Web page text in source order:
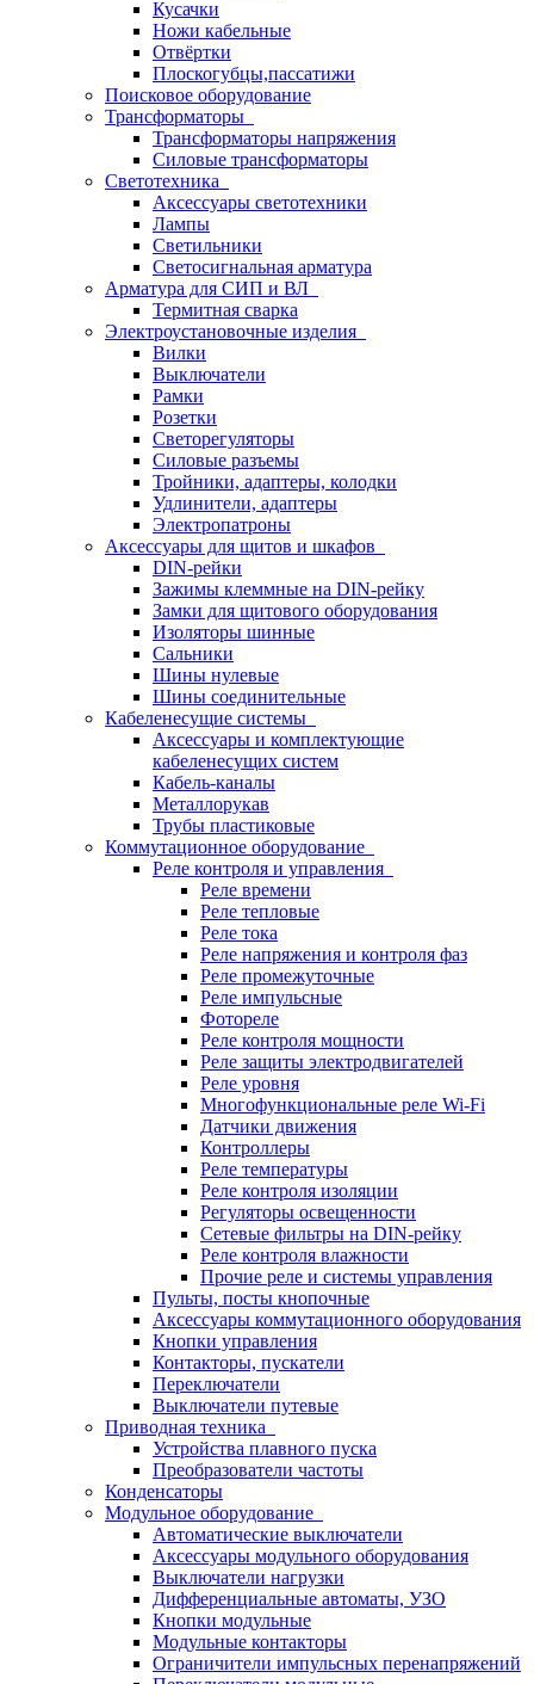
Кусачки
Ножи кабельные
Отвёртки
Плоскогубцы,пассатижи
Поисковое оборудование
Трансформаторы
Трансформаторы напряжения
Силовые трансформаторы
Светотехника
Аксессуары светотехники
Лампы
Светильники
Светосигнальная арматура
Арматура для СИП и ВЛ
Термитная сварка
Электроустановочные изделия
Вилки
Выключатели
Рамки
Розетки
Светорегуляторы
Силовые разъемы
Тройники, адаптеры, колодки
Удлинители, адаптеры
Электропатроны
Аксессуары для щитов и шкафов
DIN-рейки
Зажимы клеммные на DIN-рейку
Замки для щитового оборудования
Изоляторы шинные
Сальники
Шины нулевые
Шины соединительные
Кабеленесущие системы
Аксессуары и комплектующие
кабеленесущих систем
Кабель-каналы
Металлорукав
Трубы пластиковые
Коммутационное оборудование
Реле контроля и управления
Реле времени
Реле тепловые
Реле тока
Реле напряжения и контроля фаз
Реле промежуточные
Реле импульсные
Фотореле
Реле контроля мощности
Реле защиты электродвигателей
Реле уровня
Многофункциональные реле Wi-Fi
Датчики движения
Контроллеры
Реле температуры
Реле контроля изоляции
Регуляторы освещенности
Сетевые фильтры на DIN-рейку
Реле контроля влажности
Прочие реле и системы управления
Пульты, посты кнопочные
Аксессуары коммутационного оборудования
Кнопки управления
Контакторы, пускатели
Переключатели
Выключатели путевые
Приводная техника
Устройства плавного пуска
Преобразователи частоты
Конденсаторы
Модульное оборудование
Автоматические выключатели
Аксессуары модульного оборудования
Выключатели нагрузки
Дифференциальные автоматы, УЗО
Кнопки модульные
Модульные контакторы
Ограничители импульсных перенапряжений